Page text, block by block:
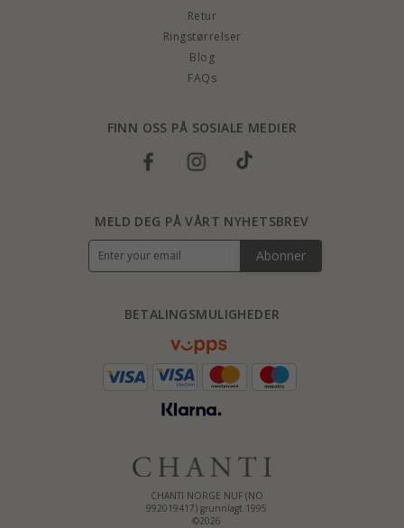
Retur
Ringstørrelser
Blog
FAQs
FINN OSS PÅ SOSIALE MEDIER
CHANTI NORGE NUF (NO
992019417) grunnlagt 1995
©2026
BETALINGSMULIGHEDER
MELD DEG PÅ VÅRT NYHETSBREV
Abonner